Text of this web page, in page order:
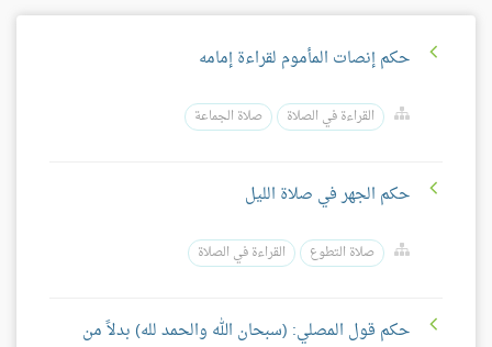
حكم إنصات المأموم لقراءة إمامه
القراءة في الصلاة صلاة الجماعة
حكم الجهر في صلاة الليل
صلاة التطوع القراءة في الصلاة
حكم قول المصلي: (سبحان الله والحمد لله) بدلاً من